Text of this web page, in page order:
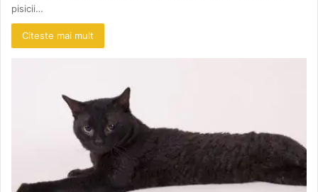
pisicii…
Citeste mai mult